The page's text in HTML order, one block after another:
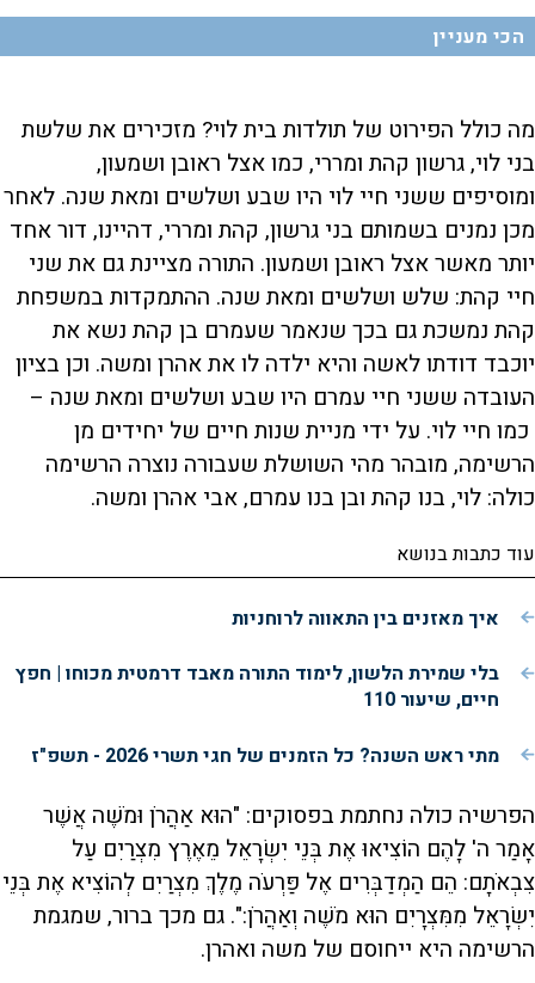
הכי מעניין
מה כולל הפירוט של תולדות בית לוי? מזכירים את שלשת
בני לוי, גרשון קהת ומררי, כמו אצל ראובן ושמעון,
ומוסיפים ששני חיי לוי היו שבע ושלשים ומאת שנה. לאחר
מכן נמנים בשמותם בני גרשון, קהת ומררי, דהיינו, דור אחד
יותר מאשר אצל ראובן ושמעון. התורה מציינת גם את שני
חיי קהת: שלש ושלשים ומאת שנה. ההתמקדות במשפחת
קהת נמשכת גם בכך שנאמר שעמרם בן קהת נשא את
יוכבד דודתו לאשה והיא ילדה לו את אהרן ומשה. וכן בציון
העובדה ששני חיי עמרם היו שבע ושלשים ומאת שנה –
כמו חיי לוי. על ידי מניית שנות חיים של יחידים מן
הרשימה, מובהר מהי השושלת שעבורה נוצרה הרשימה
כולה: לוי, בנו קהת ובן בנו עמרם, אבי אהרן ומשה.
עוד כתבות בנושא
איך מאזנים בין התאווה לרוחניות
בלי שמירת הלשון, לימוד התורה מאבד דרמטית מכוחו | חפץ
חיים, שיעור 110
מתי ראש השנה? כל הזמנים של חגי תשרי 2026 - תשפ"ז
הפרשיה כולה נחתמת בפסוקים: "הוּא אַהֲרֹן וּמֹשֶׁה אֲשֶׁר
אָמַר ה' לָהֶם הוֹצִיאוּ אֶת בְּנֵי יִשְׂרָאֵל מֵאֶרֶץ מִצְרַיִם עַל
צִבְאֹתָם: הֵם הַמְדַבְּרִים אֶל פַּרְעֹה מֶלֶךְ מִצְרַיִם לְהוֹצִיא אֶת בְּנֵי
יִשְׂרָאֵל מִמִּצְרָיִם הוּא מֹשֶׁה וְאַהֲרֹן:". גם מכך ברור, שמגמת
הרשימה היא ייחוסם של משה ואהרן.